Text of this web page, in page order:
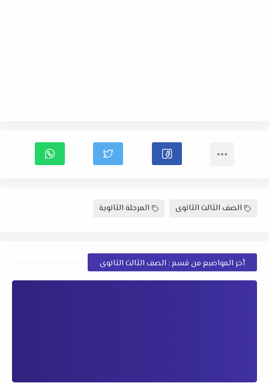
الصف الثالث الثانوى المرحلة الثانوية
أخر المواضيع من قسم : الصف الثالث الثانوى